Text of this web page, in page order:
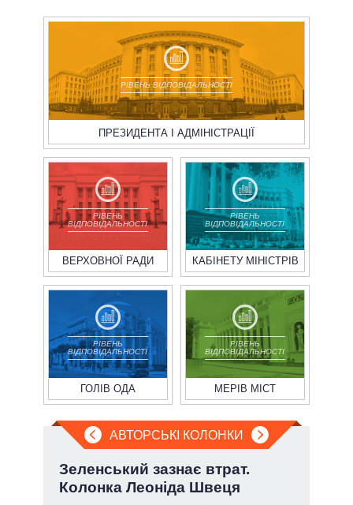
РІВЕНЬ ВІДПОВІДАЛЬНОСТІ
ПРЕЗИДЕНТА І АДМІНІСТРАЦІЇ
РІВЕНЬ
ВІДПОВІДАЛЬНОСТІ
ВЕРХОВНОЇ РАДИ
РІВЕНЬ
ВІДПОВІДАЛЬНОСТІ
КАБІНЕТУ МІНІСТРІВ
РІВЕНЬ
ВІДПОВІДАЛЬНОСТІ
ГОЛІВ ОДА
РІВЕНЬ
ВІДПОВІДАЛЬНОСТІ
МЕРІВ МІСТ
АВТОРСЬКІ КОЛОНКИ
Зеленський зазнає втрат.
Колонка Леоніда Швеця